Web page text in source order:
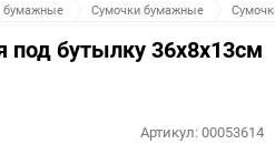
бумажные Сумочки бумажные
под бутылку 36х8х13см
Артикул:00053614